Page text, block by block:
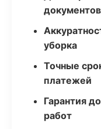
документов
уборка
Точные
платежей
Гарантия
работ